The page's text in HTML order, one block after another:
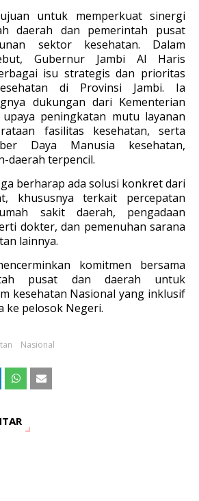
untuk memperkuat sinergi
daerah dan pemerintah pusat
sektor kesehatan. Dalam
Gubernur Jambi Al Haris
isu strategis dan prioritas
di Provinsi Jambi. Ia
dukungan dari Kementerian
upaya peningkatan mutu layanan
fasilitas kesehatan, serta
Daya Manusia kesehatan,
daerah terpencil.
berharap ada solusi konkret dari
khususnya terkait percepatan
sakit daerah, pengadaan
dokter, dan pemenuhan sarana
lainnya.
komitmen bersama
pusat dan daerah untuk
kesehatan Nasional yang inklusif
ke pelosok Negeri.
Nasional